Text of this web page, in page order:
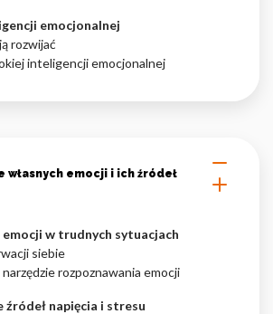
emocjonalnej
rozwijać
inteligencji emocjonalnej
własnych emocji i ich źródeł
w trudnych sytuacjach
siebie
rozpoznawania emocji
napięcia i stresu